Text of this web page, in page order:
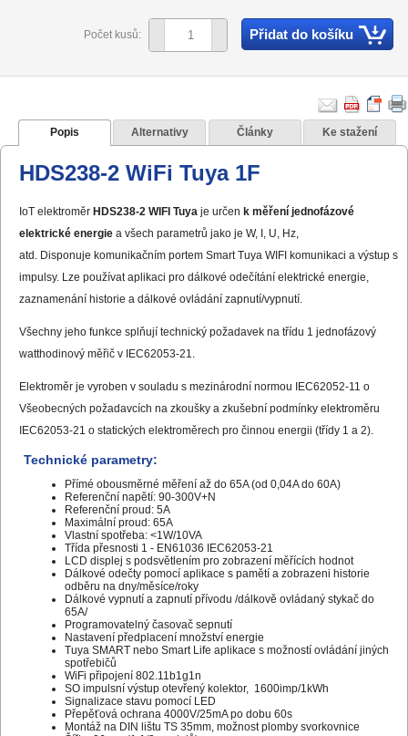
Počet kusů: Přidat do košíku
Popis Alternativy Články Ke stažení
HDS238-2 WiFi Tuya 1F
IoT elektroměr HDS238-2 WIFI Tuya je určen k měření jednofázové
elektrické energie a všech parametrů jako je W, I, U, Hz,
atd. Disponuje komunikačním portem Smart Tuya WIFI komunikaci a výstup s
impulsy. Lze používat aplikaci pro dálkové odečítání elektrické energie,
zaznamenání historie a dálkové ovládání zapnutí/vypnutí.
Všechny jeho funkce splňují technický požadavek na třídu 1 jednofázový
watthodinový měřič v IEC62053-21.
Elektroměr je vyroben v souladu s mezinárodní normou IEC62052-11 o
Všeobecných požadavcích na zkoušky a zkušební podmínky elektroměru
IEC62053-21 o statických elektroměrech pro činnou energii (třídy 1 a 2).
Technické parametry:
Přímé obousměrné měření až do 65A (od 0,04A do 60A)
Referenční napětí: 90-300V+N
Referenční proud: 5A
Maximální proud: 65A
Vlastní spotřeba: <1W/10VA
Třída přesnosti 1 - EN61036 IEC62053-21
LCD displej s podsvětlením pro zobrazení měřících hodnot
Dálkové odečty pomocí aplikace s pamětí a zobrazeni historie
odběru na dny/měsíce/roky
Dálkové vypnutí a zapnutí přívodu /dálkově ovládaný stykač do
65A/
Programovatelný časovač sepnutí
Nastavení předplacení množství energie
Tuya SMART nebo Smart Life aplikace s možností ovládání jiných
spotřebičů
WiFi připojení 802.11b1g1n
SO impulsní výstup otevřený kolektor, 1600imp/1kWh
Signalizace stavu pomocí LED
Přepěťová ochrana 4000V/25mA po dobu 60s
Montáž na DIN lištu TS 35mm, možnost plomby svorkovnice